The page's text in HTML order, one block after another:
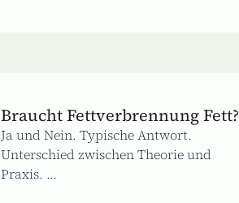
Braucht Fettverbrennung Fett?
Ja und Nein. Typische Antwort.
Unterschied zwischen Theorie und
Praxis. ...